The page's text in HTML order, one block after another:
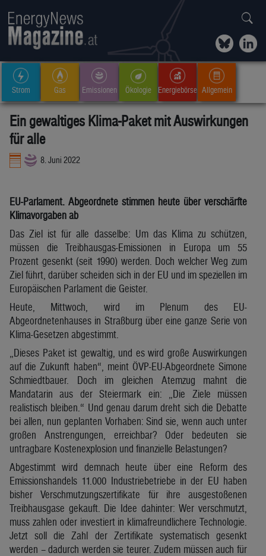
Strom Gas Emissionen Ökologie Energiebörse Allgemein
Ein gewaltiges Klima-Paket mit Auswirkungen
für alle
8. Juni 2022
EU-Parlament. Abgeordnete stimmen heute über verschärfte
Klimavorgaben ab
Das Ziel ist für alle dasselbe: Um das Klima zu schützen,
müssen die Treibhausgas-Emissionen in Europa um 55
Prozent gesenkt (seit 1990) werden. Doch welcher Weg zum
Ziel führt, darüber scheiden sich in der EU und im speziellen im
Europäischen Parlament die Geister.
Heute, Mittwoch, wird im Plenum des EU-
Abgeordnetenhauses in Straßburg über eine ganze Serie von
Klima-Gesetzen abgestimmt.
„Dieses Paket ist gewaltig, und es wird große Auswirkungen
auf die Zukunft haben“, meint ÖVP-EU-Abgeordnete Simone
Schmiedtbauer. Doch im gleichen Atemzug mahnt die
Mandatarin aus der Steiermark ein: „Die Ziele müssen
realistisch bleiben.“ Und genau darum dreht sich die Debatte
bei allen, nun geplanten Vorhaben: Sind sie, wenn auch unter
großen Anstrengungen, erreichbar? Oder bedeuten sie
untragbare Kostenexplosion und finanzielle Belastungen?
Abgestimmt wird demnach heute über eine Reform des
Emissionshandels 11.000 Industriebetriebe in der EU haben
bisher Verschmutzungszertifikate für ihre ausgestoßenen
Treibhausgase gekauft. Die Idee dahinter: Wer verschmutzt,
muss zahlen oder investiert in klimafreundlichere Technologie.
Jetzt soll die Zahl der Zertifikate systematisch gesenkt
werden – dadurch werden sie teurer. Zudem müssen auch für